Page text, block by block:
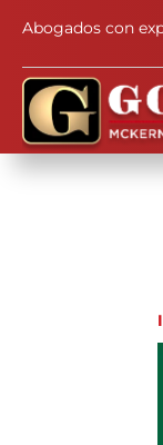
Abogados con